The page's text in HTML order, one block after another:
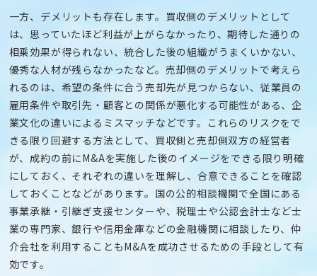
一方、デメリットも存在します。買収側のデメリットとして
は、思っていたほど利益が上がらなかったり、期待した通りの
相乗効果が得られない、統合した後の組織がうまくいかない、
優秀な人材が残らなかったなど。売却側のデメリットで考えら
れるのは、希望の条件に合う売却先が見つからない、従業員の
雇用条件や取引先・顧客との関係が悪化する可能性がある、企
業文化の違いによるミスマッチなどです。これらのリスクをで
きる限り回避する方法として、買収側と売却側双方の経営者
が、成約の前にM&Aを実施した後のイメージをできる限り明確
にしておく、それぞれの違いを理解し、合意できることを確認
しておくことなどがあります。国の公的相談機関で全国にある
事業承継・引継ぎ支援センターや、税理士や公認会計士など士
業の専門家、銀行や信用金庫などの金融機関に相談したり、仲
介会社を利用することもM&Aを成功させるための手段として有
効です。